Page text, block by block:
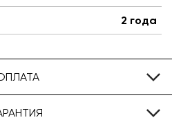
2 года